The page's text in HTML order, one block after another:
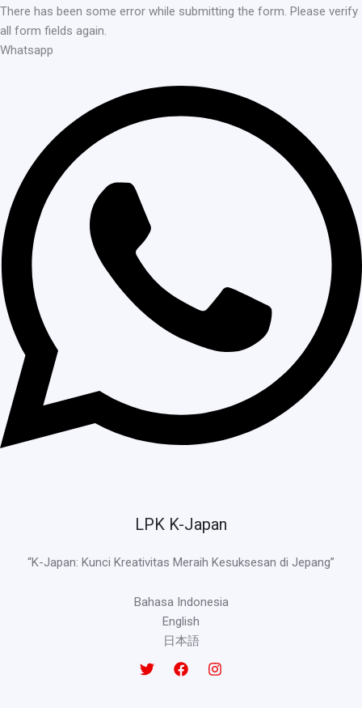
There has been some error while submitting the form. Please verify
all form fields again.
Whatsapp
LPK K-Japan
“K-Japan: Kunci Kreativitas Meraih Kesuksesan di Jepang”
Bahasa Indonesia
English
日本語